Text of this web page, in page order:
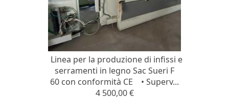
Linea per la produzione di infissi e
serramenti in legno Sac Sueri F
60 con conformità CE • Superv...
4 500,00 €